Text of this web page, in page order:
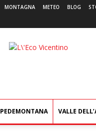
MONTAGNA METEO BLOG
L'Eco
PEDEMONTANA VALLE